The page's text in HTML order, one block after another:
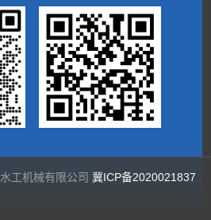
工机械有限公司冀ICP备2020021837